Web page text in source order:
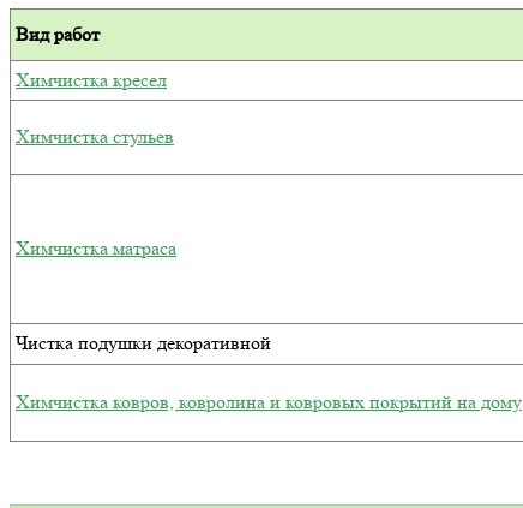
Вид работ
Химчистка кресел
Химчистка стульев
Химчистка матраса
Чистка подушки декоративной
Химчистка ковров, ковролина и ковровых покрытий на дому